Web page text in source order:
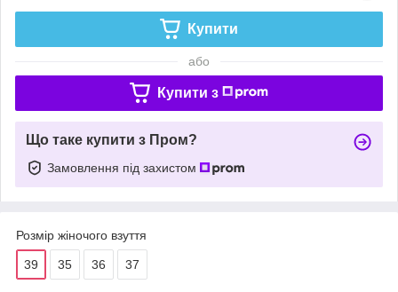
Купити
або
Купити з
Що таке купити з Пром?
Замовлення під захистом
Розмір жіночого взуття
39 35 36 37